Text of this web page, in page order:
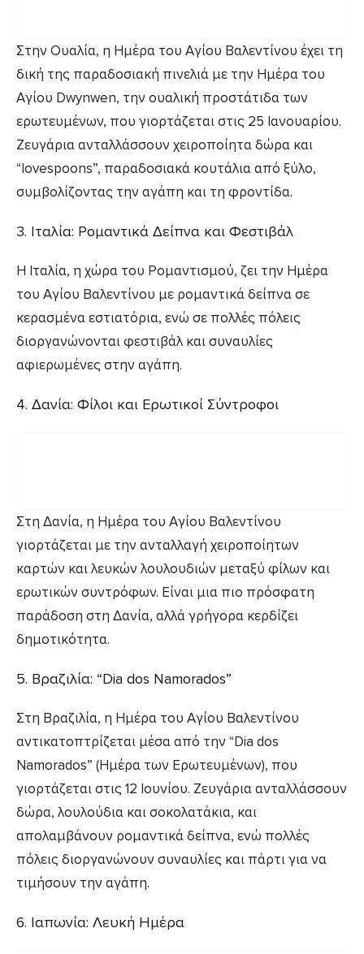
Στην Ουαλία, η Ημέρα του Αγίου Βαλεντίνου έχει τη
δική της παραδοσιακή πινελιά με την Ημέρα του
Αγίου Dwynwen, την ουαλική προστάτιδα των
ερωτευμένων, που γιορτάζεται στις 25 Ιανουαρίου.
Ζευγάρια ανταλλάσσουν χειροποίητα δώρα και
“lovespoons”, παραδοσιακά κουτάλια από ξύλο,
συμβολίζοντας την αγάπη και τη φροντίδα.
3. Ιταλία: Ρομαντικά Δείπνα και Φεστιβάλ
Η Ιταλία, η χώρα του Ρομαντισμού, ζει την Ημέρα
του Αγίου Βαλεντίνου με ρομαντικά δείπνα σε
κερασμένα εστιατόρια, ενώ σε πολλές πόλεις
διοργανώνονται φεστιβάλ και συναυλίες
αφιερωμένες στην αγάπη.
4. Δανία: Φίλοι και Ερωτικοί Σύντροφοι
Στη Δανία, η Ημέρα του Αγίου Βαλεντίνου
γιορτάζεται με την ανταλλαγή χειροποίητων
καρτών και λευκών λουλουδιών μεταξύ φίλων και
ερωτικών συντρόφων. Είναι μια πιο πρόσφατη
παράδοση στη Δανία, αλλά γρήγορα κερδίζει
δημοτικότητα.
5. Βραζιλία: “Dia dos Namorados”
Στη Βραζιλία, η Ημέρα του Αγίου Βαλεντίνου
αντικατοπτρίζεται μέσα από την “Dia dos
Namorados” (Ημέρα των Ερωτευμένων), που
γιορτάζεται στις 12 Ιουνίου. Ζευγάρια ανταλλάσσουν
δώρα, λουλούδια και σοκολατάκια, και
απολαμβάνουν ρομαντικά δείπνα, ενώ πολλές
πόλεις διοργανώνουν συναυλίες και πάρτι για να
τιμήσουν την αγάπη.
6. Ιαπωνία: Λευκή Ημέρα